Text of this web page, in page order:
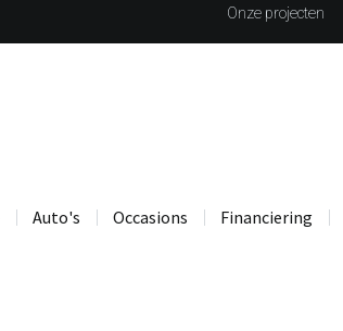
Onze projecten
Auto's Occasions Financiering